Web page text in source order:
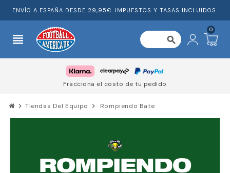
ENVÍO A ESPAÑA DESDE 29,95€. IMPUESTOS Y TASAS INCLUIDOS.
view_headline search
0
Fracciona el costo de tu pedido
chevron_right Tiendas Del Equipo chevron_right Rompiendo Bate
ROMPIENDO